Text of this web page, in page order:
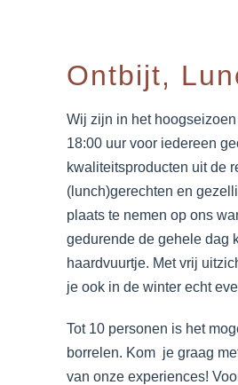
Ontbijt,
Wij zijn in het
18:00 uur voor iedereen
kwaliteitsproducten uit de
(lunch)gerechten en
plaats te nemen op ons
gedurende de gehele dag
haardvuurtje. Met vrij
je ook in de winter echt
Tot 10 personen is het
borrelen. Kom je graag
van onze experiences!